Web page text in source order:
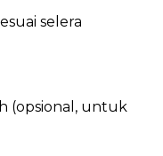
selera
(opsional, untuk